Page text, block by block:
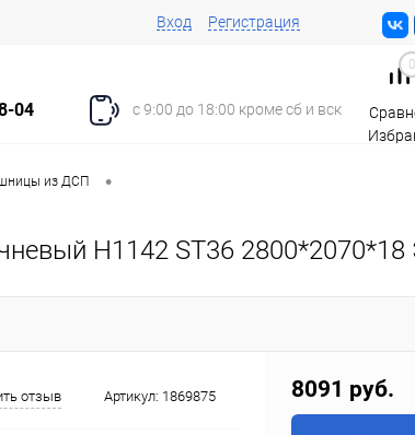
Вход Регистрация
04 с 9:00 до 18:00 кроме сб и вск
0
из ДСП •
H1142 ST36 2800*2070*18
отзыв Артикул: 1869875 8091 руб.